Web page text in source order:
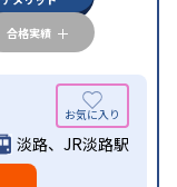
合格実績
淡路、JR淡路駅